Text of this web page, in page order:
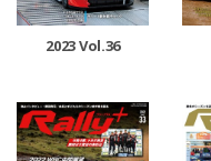
2023 Vol.36